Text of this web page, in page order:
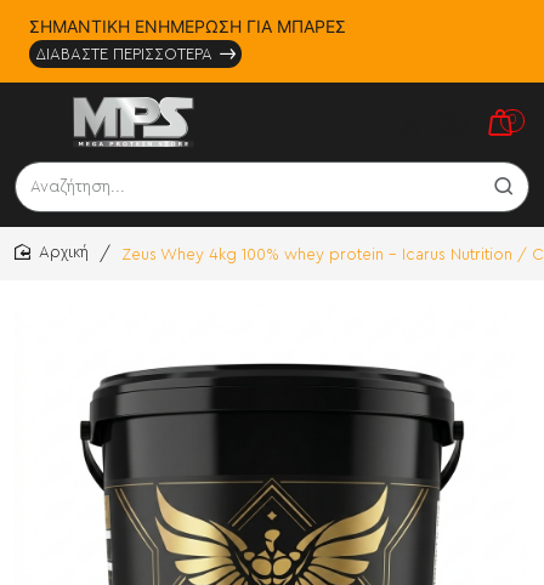
ΣΗΜΑΝΤΙΚΗ ΕΝΗΜΕΡΩΣΗ ΓΙΑ ΜΠΑΡΕΣ
ΔΙΑΒΑΣΤΕ ΠΕΡΙΣΣΟΤΕΡΑ
0
Αναζήτηση...
Zeus Whey 4kg 100% whey protein - Icarus Nutrition /